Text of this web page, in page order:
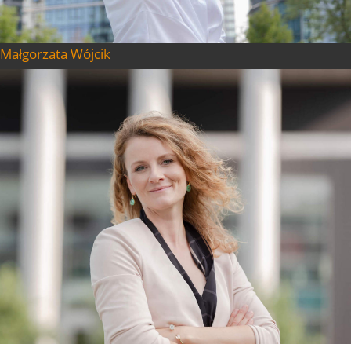
Małgorzata Wójcik